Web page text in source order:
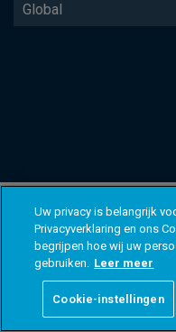
Global
Uw privacy is belangrijk
Privacyverklaring en ons
begrijpen hoe wij uw
gebruiken. Leer meer
Cookie-instellingen